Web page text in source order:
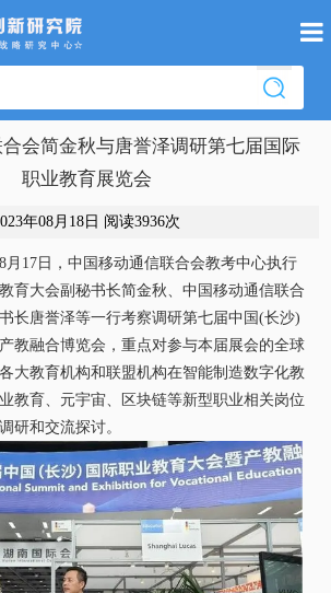
会简金秋与唐誉泽调研第七届国际
职业教育展览会
年08月18日 阅读3936次
月17日，中国移动通信联合会教考中心执行
育大会副秘书长简金秋、中国移动通信联合
长唐誉泽等一行考察调研第七届中国(长沙)
教融合博览会，重点对参与本届展会的全球
大教育机构和联盟机构在智能制造数字化教
教育、元宇宙、区块链等新型职业相关岗位
研和交流探讨。